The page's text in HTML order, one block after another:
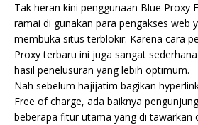
Tak heran kini penggunaan Blue Proxy
ramai di gunakan para pengakses web
membuka situs terblokir. Karena cara
Proxy terbaru ini juga sangat
hasil penelusuran yang lebih optimum.
Nah sebelum hajijatim bagikan
Free of charge, ada baiknya
beberapa fitur utama yang di tawarkan